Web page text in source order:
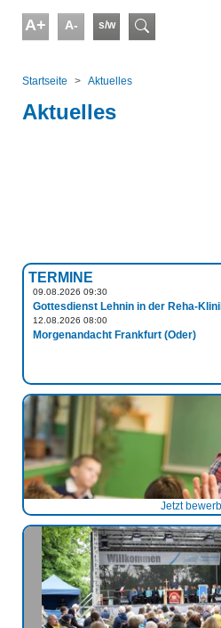
A+ A- s/w
Startseite
Aktuelles
Aktuelles
TERMINE
09.08.2026 09:30
Gottesdienst Lehnin in der Reha-
12.08.2026 08:00
Morgenandacht Frankfurt (Oder)
Jetzt